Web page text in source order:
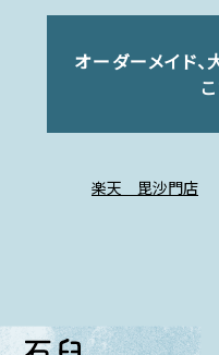
オーダーメイド
楽天 毘沙門店